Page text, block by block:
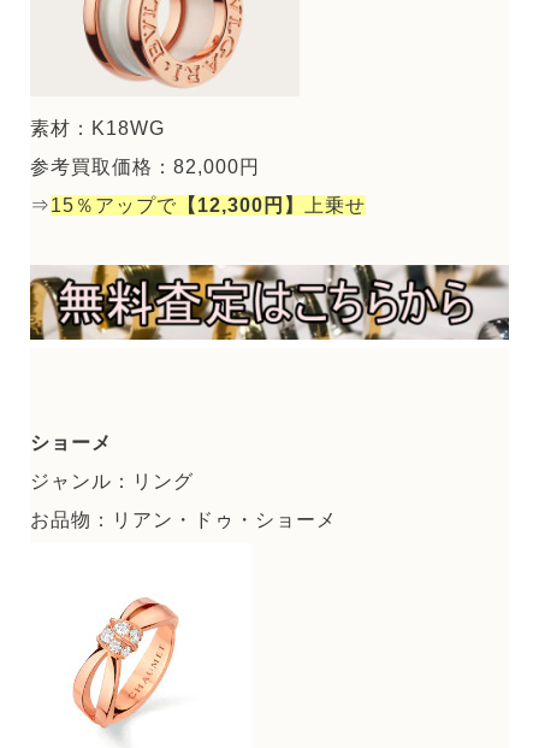
素材：K18WG
参考買取価格：82,000円
⇒15％アップで 【12,300円】 上乗せ
ショーメ
ジャンル：リング
お品物：リアン・ドゥ・ショーメ